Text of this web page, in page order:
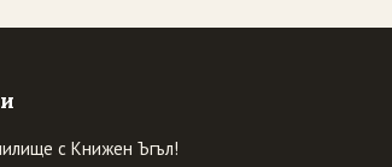
с Книжен Ъгъл!